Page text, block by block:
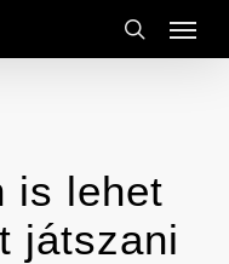
search
Menu
is lehet
játszani